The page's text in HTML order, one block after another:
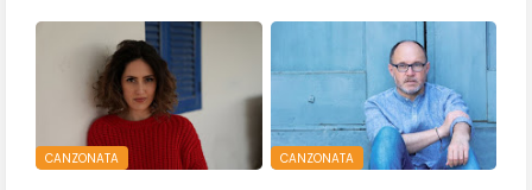
CANZONATA CANZONATA